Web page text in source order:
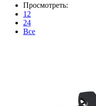
Просмотреть:
12
24
Все